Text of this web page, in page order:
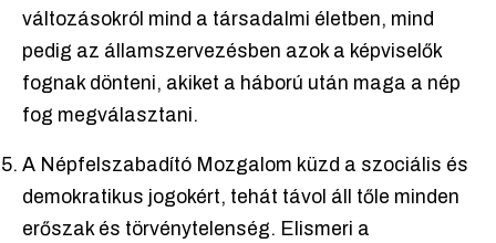
változásokról mind a társadalmi életben, mind
pedig az államszervezésben azok a képviselők
fognak dönteni, akiket a háború után maga a nép
fog megválasztani.
A Népfelszabadító Mozgalom küzd a szociális és
demokratikus jogokért, tehát távol áll tőle minden
erőszak és törvénytelenség. Elismeri a